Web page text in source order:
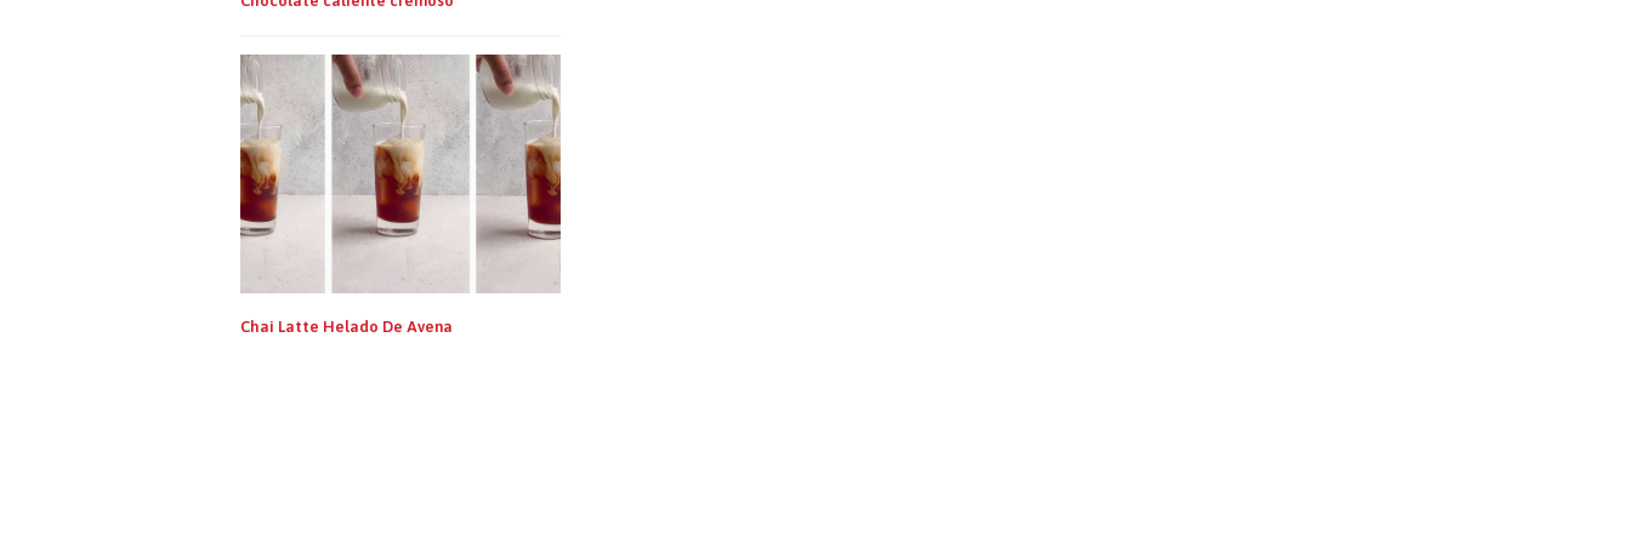
Chai Latte Helado De Avena